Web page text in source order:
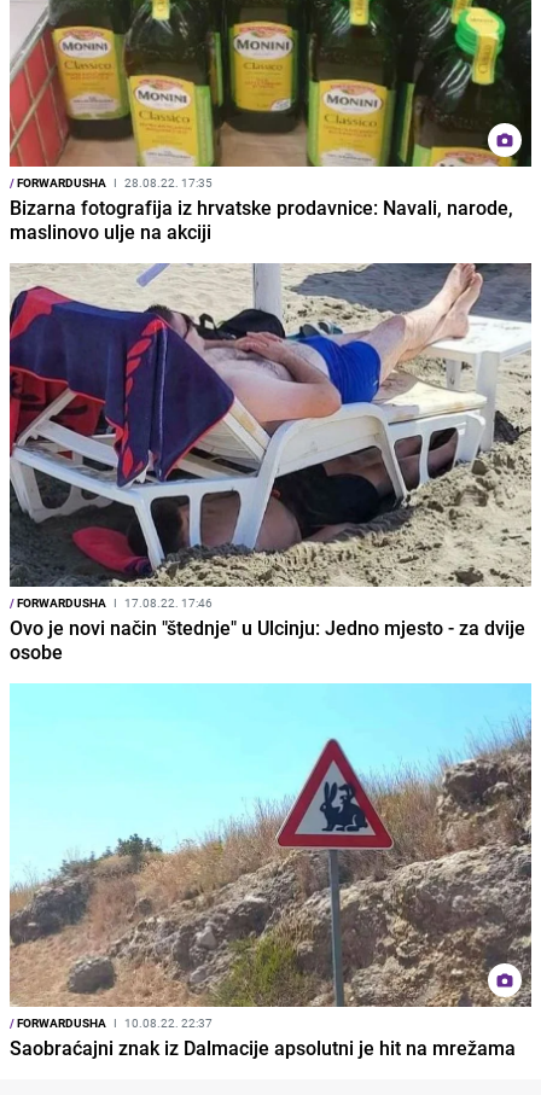
/FORWARDUSHA I 28.08.22. 17:35
Bizarna fotografija iz hrvatske prodavnice: Navali, narode,
maslinovo ulje na akciji
/FORWARDUSHA I 17.08.22. 17:46
Ovo je novi način "štednje" u Ulcinju: Jedno mjesto - za dvije
osobe
/FORWARDUSHA I 10.08.22. 22:37
Saobraćajni znak iz Dalmacije apsolutni je hit na mrežama